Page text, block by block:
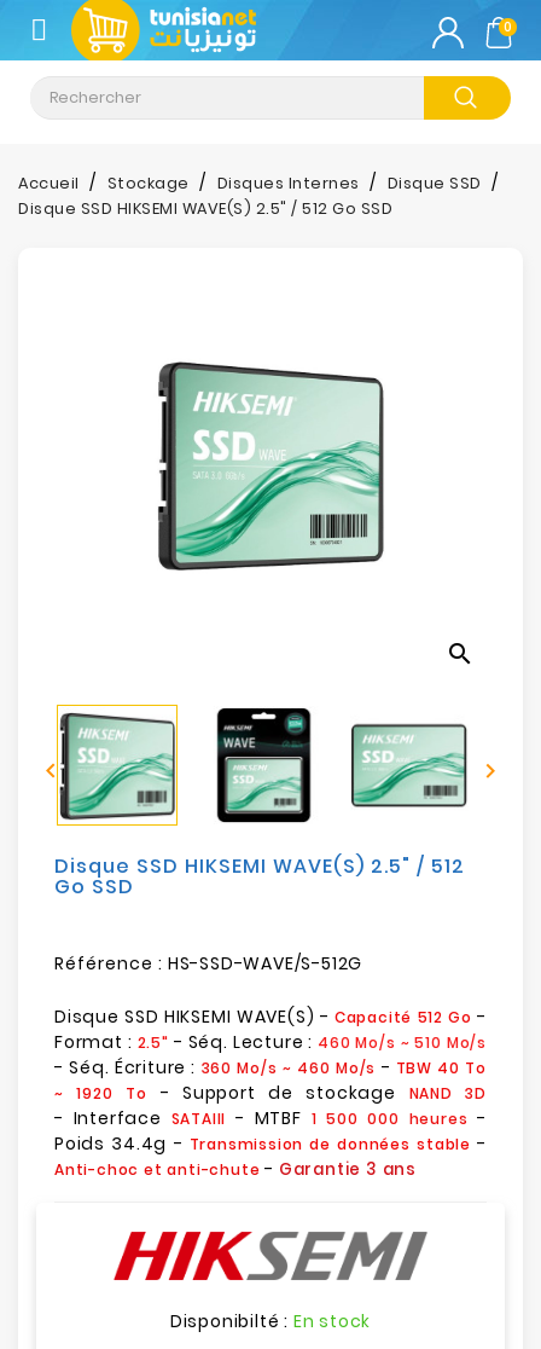
CATÉGORIE
Climatisation
Informatique
Electroménager
Sécurité
Mobilités
Loisirs
0
Accueil Stockage Disques Internes
Disque SSD
Disque SSD HIKSEMI WAVE(S) 2.5" / 512 Go SSD
search
 
Disque SSD HIKSEMI WAVE(S) 2.5" / 512
Go SSD
Référence : HS-SSD-WAVE/S-512G
Disque SSD HIKSEMI WAVE(S) - Capacité 512 Go -
Format : 2.5" - Séq. Lecture : 460 Mo/s ~ 510 Mo/s
- Séq. Écriture : 360 Mo/s ~ 460 Mo/s - TBW 40 To
~ 1920 To
- Support de stockage NAND 3D
- Interface SATAIII - MTBF 1 500 000 heures -
Poids 34.4g - Transmission de données stable -
Anti-choc et anti-chute - Garantie 3 ans
Disponibilté : En stock